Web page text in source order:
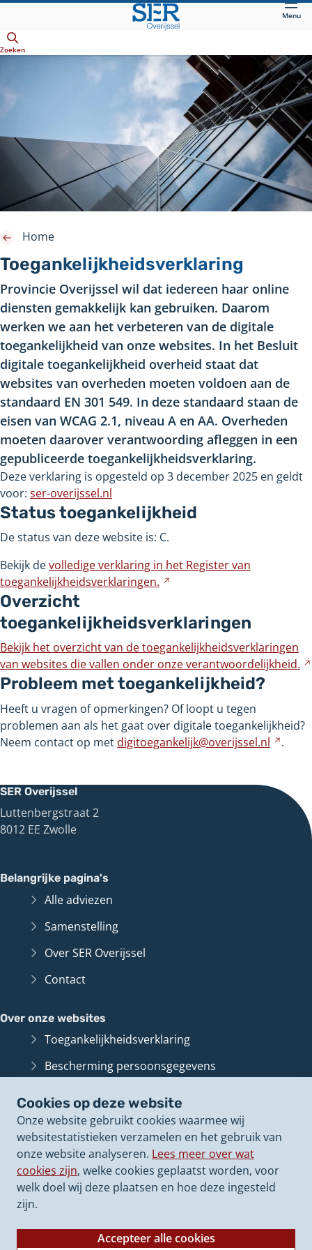
Cookies op deze website
Onze website gebruikt cookies waarmee wij
websitestatistieken verzamelen en het gebruik van
onze website analyseren. Lees meer over wat
cookies zijn, welke cookies geplaatst worden, voor
welk doel wij deze plaatsen en hoe deze ingesteld
zijn.
Accepteer alle cookies
hoofdinhoud
Menu
Zoeken
Toegankelijkheidsverklaring
Home
Provincie Overijssel wil dat iedereen haar online
diensten gemakkelijk kan gebruiken. Daarom
werken we aan het verbeteren van de digitale
toegankelijkheid van onze websites. In het Besluit
digitale toegankelijkheid overheid staat dat
websites van overheden moeten voldoen aan de
standaard EN 301 549. In deze standaard staan de
eisen van WCAG 2.1, niveau A en AA. Overheden
moeten daarover verantwoording afleggen in een
gepubliceerde toegankelijkheidsverklaring.
Deze verklaring is opgesteld op 3 december 2025 en geldt
voor: ser-overijssel.nl
Status toegankelijkheid
De status van deze website is: C.
Bekijk devolledige verklaring in het Register van
toegankelijkheidsverklaringen.
een
andere
website
Overzicht
toegankelijkheidsverklaringen
Bekijk het overzicht van de toegankelijkheidsverklaringen
van websites die vallen onder onzeverantwoordelijkheid.
Probleem met toegankelijkheid?
Heeft u vragen of opmerkingen? Of loopt u tegen
problemen aan als het gaat over digitale toegankelijkheid?
Neem contact op met digitoegankelijk@overijssel.nl .
SER Overijssel
Luttenbergstraat 2
8012 EE Zwolle
Belangrijke pagina's
Alle adviezen
Samenstelling
Over SER Overijssel
Contact
Over onze websites
Toegankelijkheidsverklaring
Bescherming persoonsgegevens
Cookies op onze websites
Archief van dezewebsite
(Verwijst
naar
een
andere